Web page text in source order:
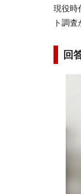
現役時
ト調
回